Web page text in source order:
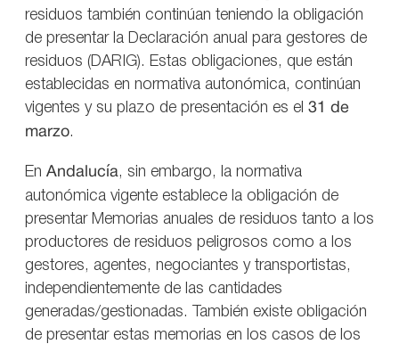
residuos también continúan teniendo la obligación
de presentar la Declaración anual para gestores de
residuos (DARIG). Estas obligaciones, que están
establecidas en normativa autonómica, continúan
vigentes y su plazo de presentación es el 31 de
marzo.
En Andalucía, sin embargo, la normativa
autonómica vigente establece la obligación de
presentar Memorias anuales de residuos tanto a los
productores de residuos peligrosos como a los
gestores, agentes, negociantes y transportistas,
independientemente de las cantidades
generadas/gestionadas. También existe obligación
de presentar estas memorias en los casos de los